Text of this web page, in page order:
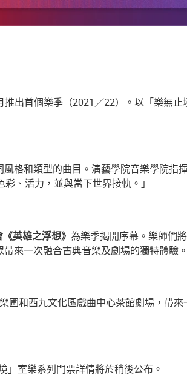
出首個樂季（2021／22）。以「樂無
格和類型的曲目。演藝學院音樂學院指
、活力，並與當下世界接軌。」
英雄之浮想》 為樂季揭開序幕。樂師們
來一次融合古典音樂及劇場的獨特體驗
西九文化區戲曲中心茶館劇場，帶來
」室樂系列門票詳情將於稍後公布。